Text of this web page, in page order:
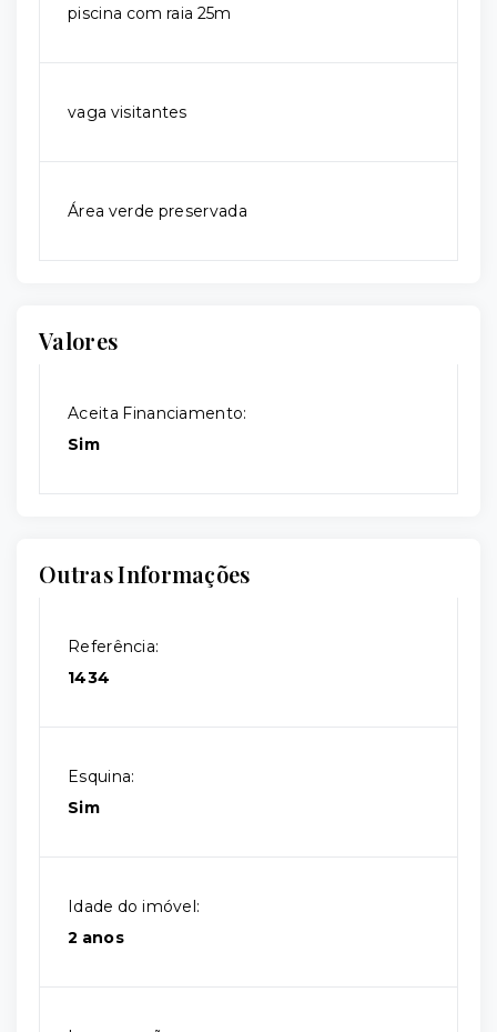
piscina com raia 25m
vaga visitantes
Área verde preservada
Valores
Aceita Financiamento:
Sim
Outras Informações
Referência:
1434
Esquina:
Sim
Idade do imóvel:
2 anos